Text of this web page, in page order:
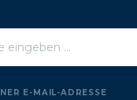
E-MAIL-ADRESSE